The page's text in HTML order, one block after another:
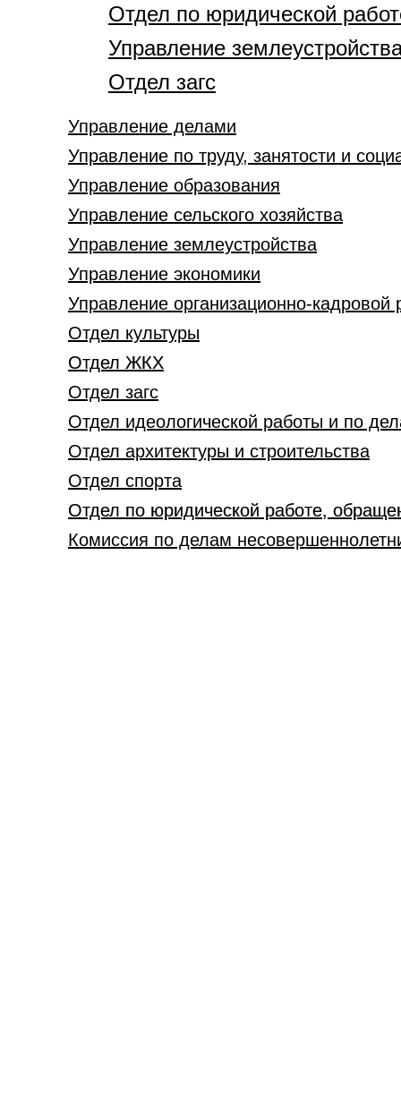
Отдел по юридической
Управление
Отдел загс
Управление делами
Управление по труду, занятости и
Управление образования
Управление сельского хозяйства
Управление землеустройства
Управление экономики
Управление организационно-кадровой
Отдел культуры
Отдел ЖКХ
Отдел загс
Отдел идеологической работы и по
Отдел архитектуры и строительства
Отдел спорта
Отдел по юридической работе,
Комиссия по делам